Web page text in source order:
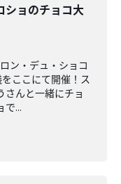
ショのチョコ大
ン・デュ・ショコ
ここにて開催！ス
さんと一緒にチョ
で...